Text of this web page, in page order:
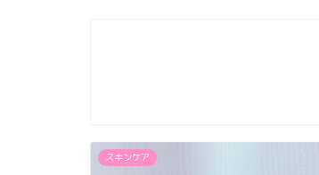
スキンケア